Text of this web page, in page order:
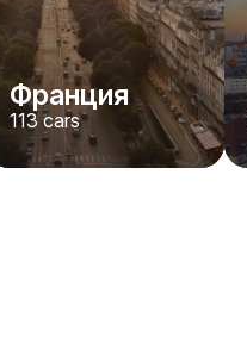
Франция
113cars